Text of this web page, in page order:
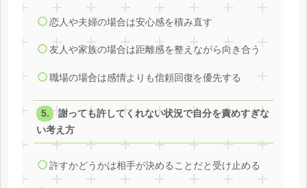
恋人や夫婦の場合は安心感を積み直す
友人や家族の場合は距離感を整えながら向き合う
職場の場合は感情よりも信頼回復を優先する
謝っても許してくれない状況で自分を責めすぎな
い考え方
許すかどうかは相手が決めることだと受け止める